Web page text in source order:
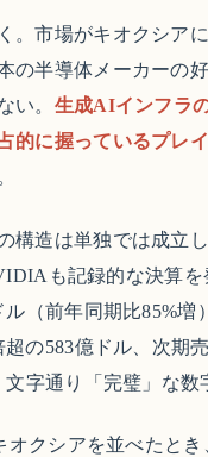
。市場がキオクシア
の半導体メーカーの
い。 生成AIインフラ
的に握っているプレ
構造は単独では成立
も記録的な決算を
ル（前年同期比85%増
の583億ドル、次期
字通り「完璧」な数
クシアを並べたとき